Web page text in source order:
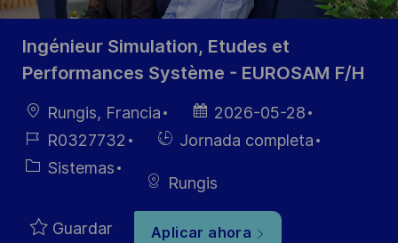
Ingénieur Simulation, Etudes et
Performances Système - EUROSAM F/H
Ubicación
Rungis, Francia
Fecha de
publicación
2026-05-28
ID de
empleo
R0327732
HiringJornada completa
Categoría
Sistemas
Rungis
Guardar Aplicar ahora